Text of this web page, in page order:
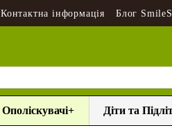
Контактна інформація Блог
Ополіскувачі+ Діти та